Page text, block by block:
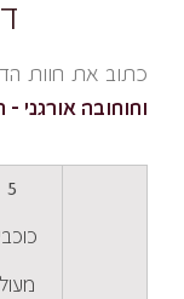
כתוב את חוות
וחוחובה אורגני –
5